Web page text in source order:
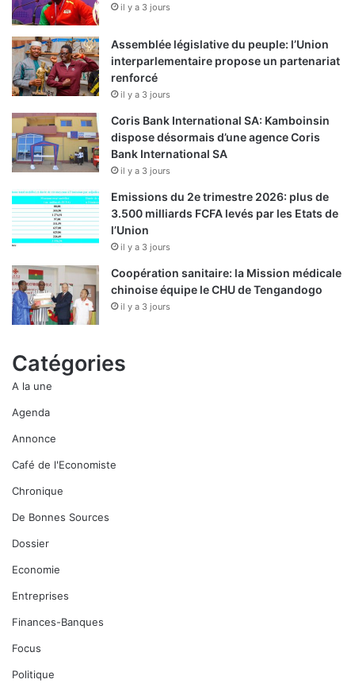
il y a 3 jours
Assemblée législative du peuple: l’Union
interparlementaire propose un partenariat
renforcé
il y a 3 jours
Coris Bank International SA: Kamboinsin
dispose désormais d’une agence Coris
Bank International SA
il y a 3 jours
Emissions du 2e trimestre 2026: plus de
3.500 milliards FCFA levés par les Etats de
l’Union
il y a 3 jours
Coopération sanitaire: la Mission médicale
chinoise équipe le CHU de Tengandogo
il y a 3 jours
Catégories
A la une
Agenda
Annonce
Café de l'Economiste
Chronique
De Bonnes Sources
Dossier
Economie
Entreprises
Finances-Banques
Focus
Politique